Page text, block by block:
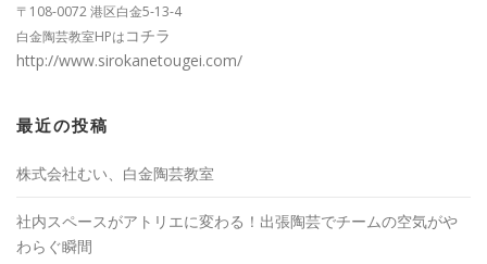
〒108-0072 港区白金5-13-4
白金陶芸教室HPはコチラ
http://www.sirokanetougei.com/
最近の投稿
株式会社むい、白金陶芸教室
社内スペースがアトリエに変わる！出張陶芸でチームの空気がや
わらぐ瞬間